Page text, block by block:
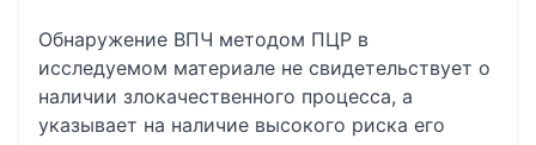
Обнаружение ВПЧ методом ПЦР в
исследуемом материале не свидетельствует о
наличии злокачественного процесса, а
указывает на наличие высокого риска его